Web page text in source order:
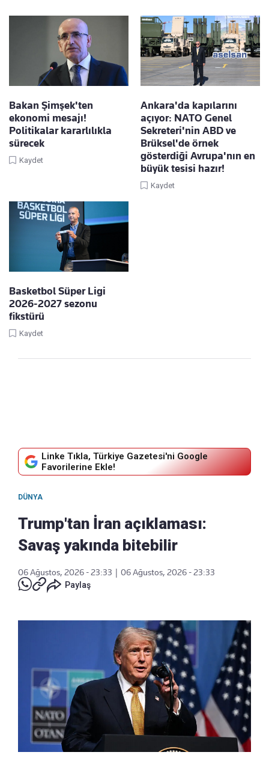
Bakan Şimşek'ten
ekonomi mesajı!
Politikalar kararlılıkla
sürecek
Kaydet
Ankara'da kapılarını
açıyor: NATO Genel
Sekreteri'nin ABD ve
Brüksel'de örnek
gösterdiği Avrupa'nın en
büyük tesisi hazır!
Kaydet
Basketbol Süper Ligi
2026-2027 sezonu
fikstürü
Kaydet
Linke Tıkla, Türkiye Gazetesi'ni Google
Favorilerine Ekle!
DÜNYA
Trump'tan İran açıklaması:
Savaş yakında bitebilir
06 Ağustos, 2026 - 23:33
06 Ağustos, 2026 - 23:33
Paylaş